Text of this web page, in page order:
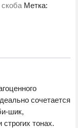
скоба Метка:
сочетается
шик,
тонах.